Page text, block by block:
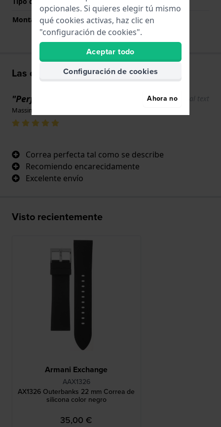
Montaje Recto
Si
Las experiencias de los usuarios
"Perfecto" Show original text
Massimiliano Agovino · 17 de noviembre de 2024
Correa perfecta tal como se describe
Recomiendo encarecidamente
Excelente envío
Visto recientemente
Armani Exchange
AAX1326
AX1326 Outerbanks 22 mm Correa de
silicona color negro
35,00 €
opcionales. Si quieres elegir tú mismo
qué cookies activas, haz clic en
"configuración de cookies".
Aceptar todo
Configuración de cookies
Ahora no